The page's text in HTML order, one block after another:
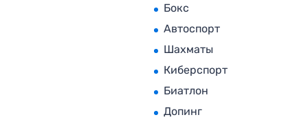
Бокс
Автоспорт
Шахматы
Киберспорт
Биатлон
Допинг